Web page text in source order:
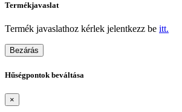
Termékjavaslat
Termék javaslathoz kérlek jelentkezz be itt.
Bezárás
Hűségpontok beváltása
×